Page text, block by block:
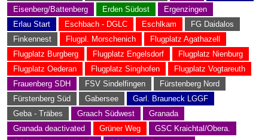
Eisenberg/Battenberg
Erden Südost
Ergenzingen
Erlau Start
Eschbach - DGLC Eschlkam
FG Daidalos
Finkennest
Flugpl. Morschenich
Flugplatz Agathazell
Flugplatz Burgberg
Flugplatz Engelsdorf
Flugplatz Nienburg
Flugplatz Oederan
Flugplatz Singhofen
Flugplatz Vogtareuth
Frauenberg SDH
FSV Sindelfingen
Fürstenberg Nord
Fürstenberg Süd
Gabersee
Garl. Brauneck LGGF
Geba - Träbes
Graach Südwest
Granada
Granada deactivated
Grüner Weg
GSC Kraichtal/Obera.